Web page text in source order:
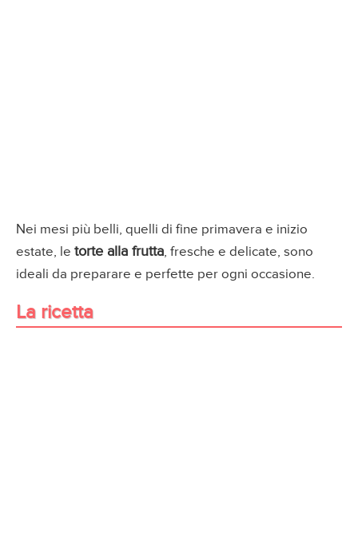
Nei mesi più belli, quelli di fine primavera e inizio
estate, le torte alla frutta, fresche e delicate, sono
ideali da preparare e perfette per ogni occasione.
La ricetta